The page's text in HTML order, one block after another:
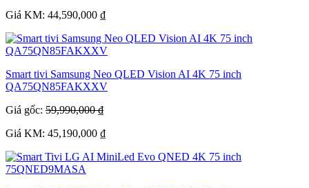
Giá KM: 44,590,000 ₫
Smart tivi Samsung Neo QLED Vision AI 4K 75 inch
QA75QN85FAKXXV
Giá gốc: 59,990,000 ₫
Giá KM: 45,190,000 ₫